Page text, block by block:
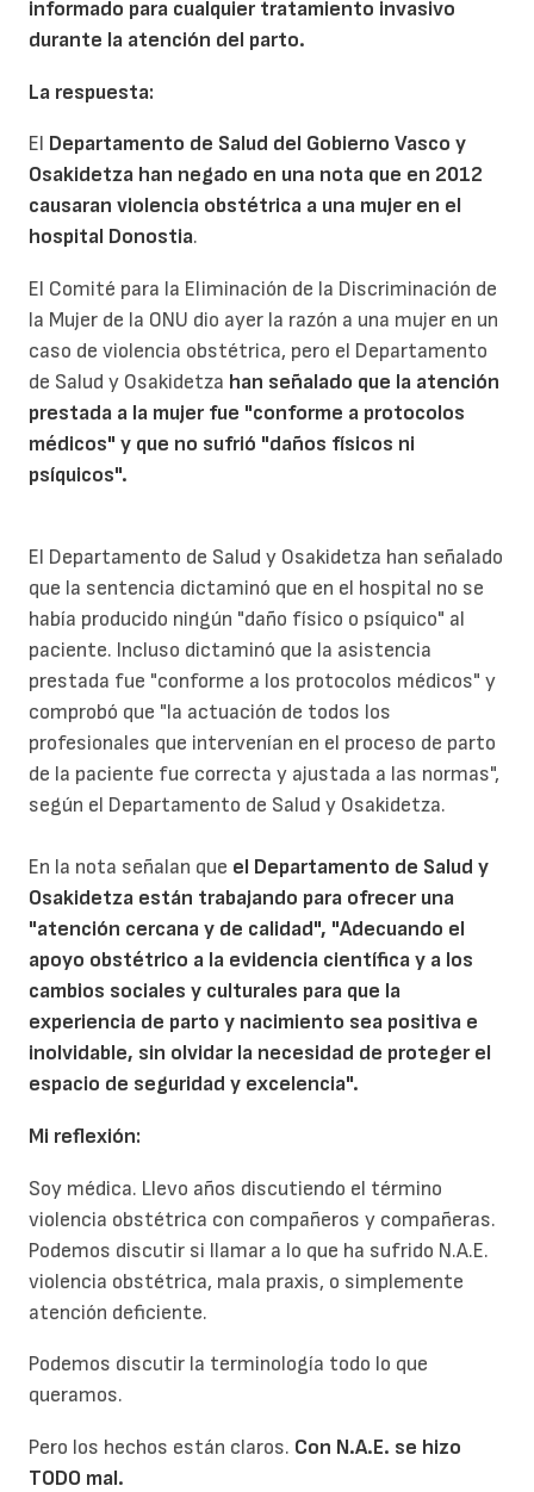
informado para cualquier tratamiento invasivo
durante la atención del parto.
La respuesta:
El Departamento de Salud del Gobierno Vasco y
Osakidetza han negado en una nota que en 2012
causaran violencia obstétrica a una mujer en el
hospital Donostia.
El Comité para la Eliminación de la Discriminación de
la Mujer de la ONU dio ayer la razón a una mujer en un
caso de violencia obstétrica, pero el Departamento
de Salud y Osakidetza han señalado que la atención
prestada a la mujer fue "conforme a protocolos
médicos" y que no sufrió "daños físicos ni
psíquicos".
El Departamento de Salud y Osakidetza han señalado
que la sentencia dictaminó que en el hospital no se
había producido ningún "daño físico o psíquico" al
paciente. Incluso dictaminó que la asistencia
prestada fue "conforme a los protocolos médicos" y
comprobó que "la actuación de todos los
profesionales que intervenían en el proceso de parto
de la paciente fue correcta y ajustada a las normas",
según el Departamento de Salud y Osakidetza.
En la nota señalan que el Departamento de Salud y
Osakidetza están trabajando para ofrecer una
"atención cercana y de calidad", "Adecuando el
apoyo obstétrico a la evidencia científica y a los
cambios sociales y culturales para que la
experiencia de parto y nacimiento sea positiva e
inolvidable, sin olvidar la necesidad de proteger el
espacio de seguridad y excelencia".
Mi reflexión:
Soy médica. Llevo años discutiendo el término
violencia obstétrica con compañeros y compañeras.
Podemos discutir si llamar a lo que ha sufrido N.A.E.
violencia obstétrica, mala praxis, o simplemente
atención deficiente.
Podemos discutir la terminología todo lo que
queramos.
Pero los hechos están claros. Con N.A.E. se hizo
TODO mal.